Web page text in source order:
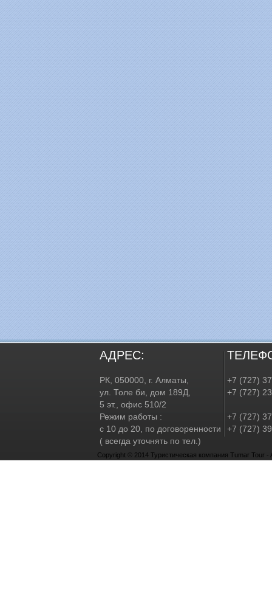
АДРЕС:
РК, 050000, г. Алматы,
ул. Толе би, дом 189Д,
5 эт., офис 510/2
Режим работы :
с 10 до 20, по договоренности
( всегда уточнять по тел.)
+7 (727)
+7 (727)
+7 (727)
+7 (727)
Copyright © 2014 Туристическая компания Tumar Tour -